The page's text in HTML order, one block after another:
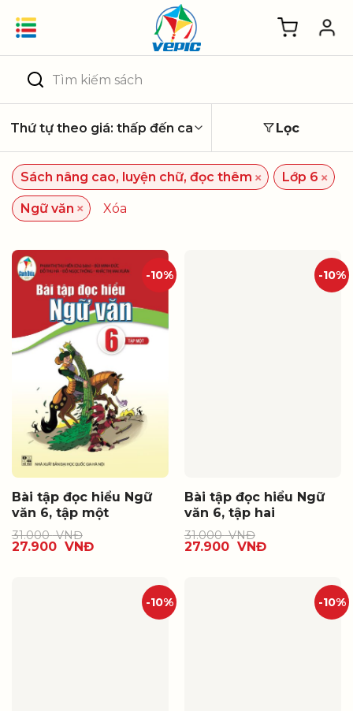
Tìm
kiếm:
Lọc
Sách nâng cao, luyện chữ, đọc thêm × Lớp 6 ×
Ngữ văn × Xóa
-10%
Bài tập đọc hiểu Ngữ
văn 6, tập một
31.000VNĐ
27.900 VNĐ
-10%
Bài tập đọc hiểu Ngữ
văn 6, tập hai
31.000VNĐ
27.900 VNĐ
-10% -10%